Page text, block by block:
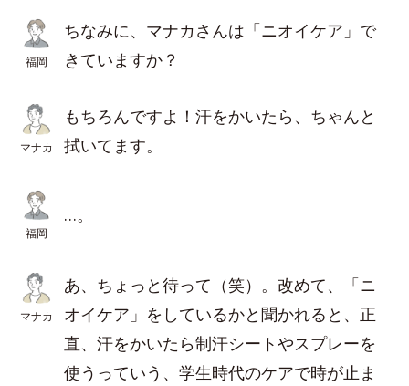
福岡
ちなみに、マナカさんは「ニオイケア」で
きていますか？
マナカ
もちろんですよ！汗をかいたら、ちゃんと
拭いてます。
福岡
…。
マナカ
あ、ちょっと待って（笑）。改めて、「ニ
オイケア」をしているかと聞かれると、正
直、汗をかいたら制汗シートやスプレーを
使うっていう、学生時代のケアで時が止ま